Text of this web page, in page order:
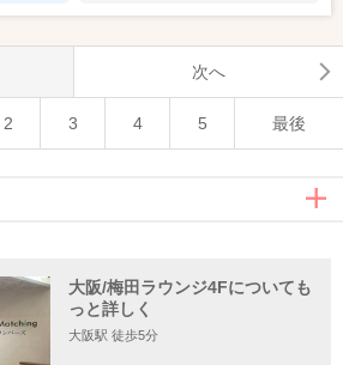
次へ
2 3 4 5 最後
田駅からのアクセス
大阪/梅田ラウンジ4Fについても
っと詳しく
大阪駅 徒歩5分